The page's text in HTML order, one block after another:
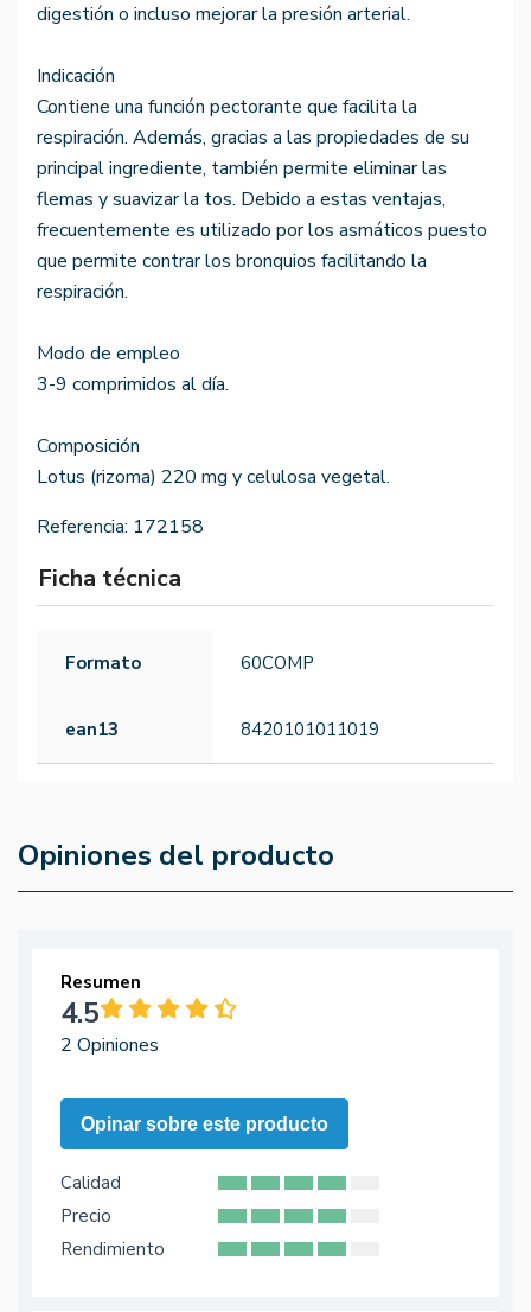
digestión o incluso mejorar la presión arterial.
Indicación
Contiene una función pectorante que facilita la
respiración. Además, gracias a las propiedades de su
principal ingrediente, también permite eliminar las
flemas y suavizar la tos. Debido a estas ventajas,
frecuentemente es utilizado por los asmáticos puesto
que permite contrar los bronquios facilitando la
respiración.
Modo de empleo
3-9 comprimidos al día.
Composición
Lotus (rizoma) 220 mg y celulosa vegetal.
Referencia: 172158
Ficha técnica
Formato 60COMP
ean13 8420101011019
Opiniones del producto
Resumen
4.5
2 Opiniones
Opinar sobre este producto
Calidad
Precio
Rendimiento